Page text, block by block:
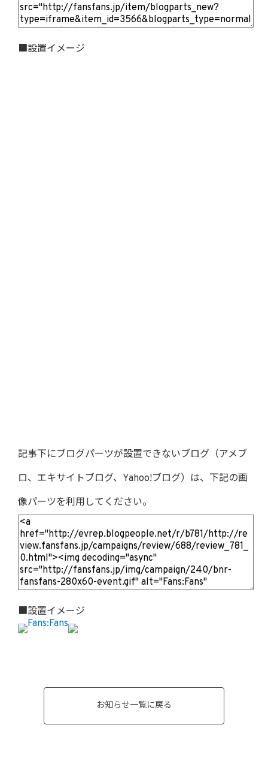
■設置イメージ
記事下にブログパーツが設置できないブログ（アメブ
ロ、エキサイトブログ、Yahoo!ブログ）は、下記の画
像パーツを利用してください。
■設置イメージ
お知らせ一覧に戻る